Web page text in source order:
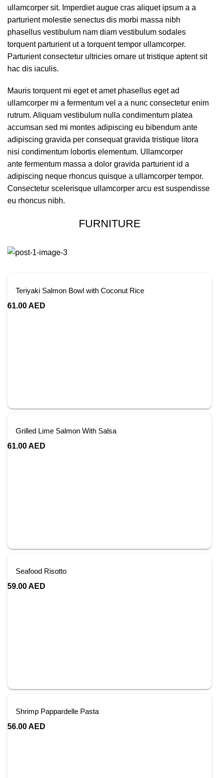
ullamcorper sit. Imperdiet augue cras aliquet ipsum a a
parturient molestie senectus dis morbi massa nibh
phasellus vestibulum nam diam vestibulum sodales
torquent parturient ut a torquent tempor ullamcorper.
Parturient consectetur ultricies ornare ut tristique aptent sit
hac dis iaculis.
Mauris torquent mi eget et amet phasellus eget ad
ullamcorper mi a fermentum vel a a nunc consectetur enim
rutrum. Aliquam vestibulum nulla condimentum platea
accumsan sed mi montes adipiscing eu bibendum ante
adipiscing gravida per consequat gravida tristique litora
nisi condimentum lobortis elementum. Ullamcorper
ante fermentum massa a dolor gravida parturient id a
adipiscing neque rhoncus quisque a ullamcorper tempor.
Consectetur scelerisque ullamcorper arcu est suspendisse
eu rhoncus nibh.
FURNITURE
Teriyaki Salmon Bowl with Coconut Rice
61.00AED
Grilled Lime Salmon With Salsa
61.00AED
Seafood Risotto
59.00AED
Shrimp Pappardelle Pasta
56.00AED